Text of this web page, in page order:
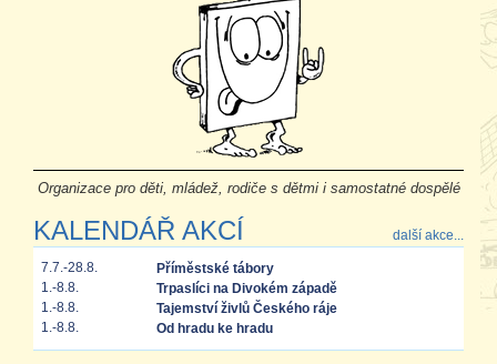
Organizace pro děti, mládež, rodiče s dětmi i samostatné dospělé
KALENDÁŘ AKCÍ další akce...
7.7.-28.8.
Příměstské tábory
1.-8.8.
Trpaslíci na Divokém západě
1.-8.8.
Tajemství živlů Českého ráje
1.-8.8.
Od hradu ke hradu